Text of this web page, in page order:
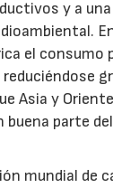
y a
el consumo
Asia y
buena parte
mundial de